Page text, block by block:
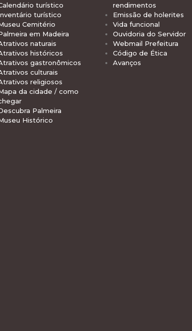
turístico
turístico
Cemitério
em Madeira
naturais
históricos
gastronômicos
culturais
religiosos
da cidade / como
Palmeira
Histórico
rendimentos
Emissão de holerites
Vida funcional
Ouvidoria do Servidor
Webmail Prefeitura
Código de Ética
Avanços